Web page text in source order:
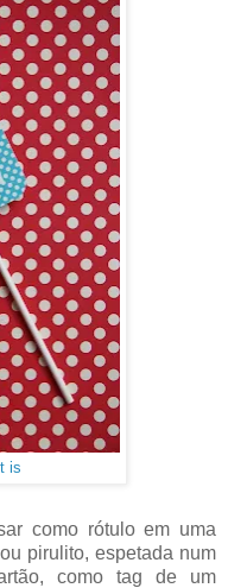
is
como rótulo em uma
pirulito, espetada num
como tag de um